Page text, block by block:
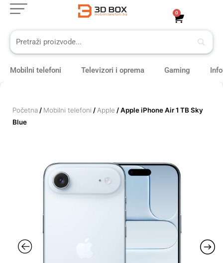
Skip
content
0
Cart
Mobilni telefoni Televizori i oprema Gaming
Početna / Mobilni telefoni / Apple / Apple iPhone Air 1 TB Sky
Blue